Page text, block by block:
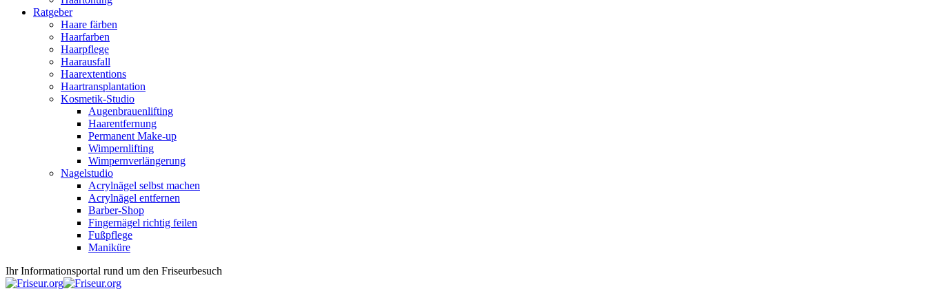
Ratgeber
Haare färben
Haarfarben
Haarpflege
Haarausfall
Haarextentions
Haartransplantation
Kosmetik-Studio
Augenbrauenlifting
Haarentfernung
Permanent Make-up
Wimpernlifting
Wimpernverlängerung
Nagelstudio
Acrylnägel selbst machen
Acrylnägel entfernen
Barber-Shop
Fingernägel richtig feilen
Fußpflege
Maniküre
Ihr Informationsportal rund um den Friseurbesuch